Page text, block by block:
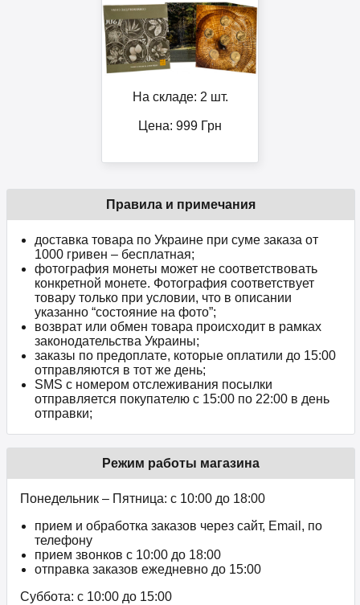
На складе: 2 шт.
Цена: 999 Грн
Правила и примечания
доставка товара по Украине при суме заказа от
1000 гривен – бесплатная;
фотография монеты может не соответствовать
конкретной монете. Фотография соответствует
товару только при условии, что в описании
указанно “состояние на фото”;
возврат или обмен товара происходит в рамках
законодательства Украины;
заказы по предоплате, которые оплатили до 15:00
отправляются в тот же день;
SMS с номером отслеживания посылки
отправляется покупателю с 15:00 по 22:00 в день
отправки;
Режим работы магазина
Понедельник – Пятница: с 10:00 до 18:00
прием и обработка заказов через сайт, Email, по
телефону
прием звонков c 10:00 до 18:00
отправка заказов ежедневно до 15:00
Суббота: с 10:00 до 15:00